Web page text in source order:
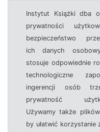
Instytut Książki dba
prywatności
bezpieczeństwo
ich danych
stosuje odpowiednie
technologiczne
ingerencji osób
prywatność
Używamy także
by ułatwić korzystanie